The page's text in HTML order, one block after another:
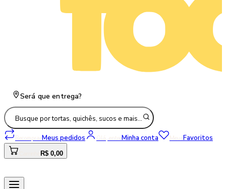
Será que entrega?
Busque por tortas, quichês, sucos e mais…
Recomprar Meus pedidos Olá, entre Minha conta Meus Favoritos
R$ 0,00